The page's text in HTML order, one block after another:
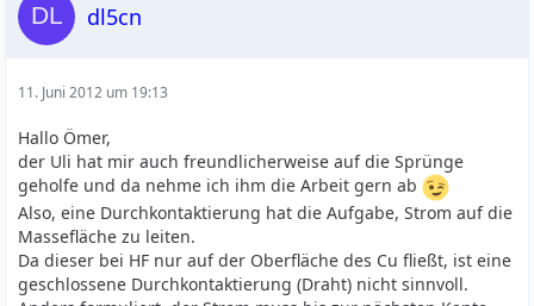
dl5cn
11. Juni 2012 um 19:13
Hallo Ömer,
der Uli hat mir auch freundlicherweise auf die Sprünge
geholfe und da nehme ich ihm die Arbeit gern ab
Also, eine Durchkontaktierung hat die Aufgabe, Strom auf die
Massefläche zu leiten.
Da dieser bei HF nur auf der Oberfläche des Cu fließt, ist eine
geschlossene Durchkontaktierung (Draht) nicht sinnvoll.